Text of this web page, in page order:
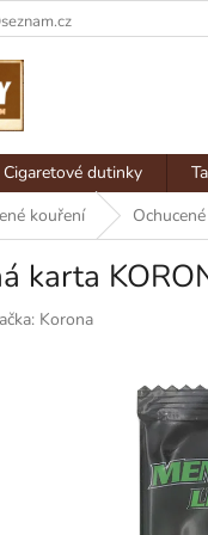
Cigaretové dutinky
kouření
karta
Korona